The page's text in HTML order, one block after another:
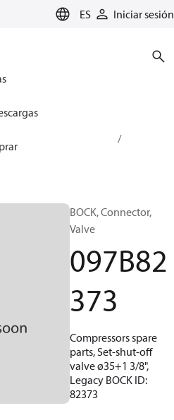
ES Iniciar sesión
for heating
BOCK, Connector,
Valve
097B82
373
Compressors spare
parts, Set-shut-off
valve ø35+1 3/8",
Legacy BOCK ID:
82373